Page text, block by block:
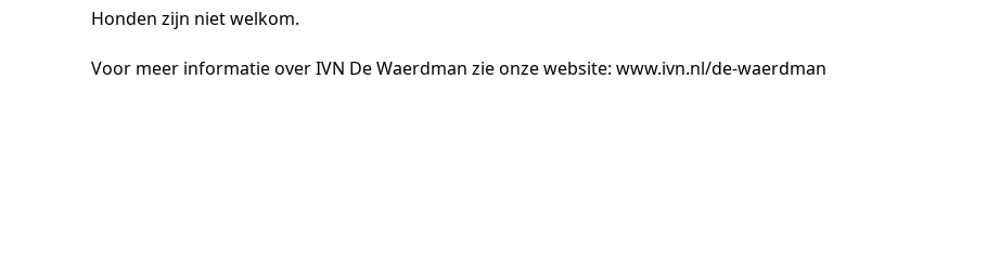
Honden zijn niet welkom.
Voor meer informatie over IVN De Waerdman zie onze website: www.ivn.nl/de-waerdman